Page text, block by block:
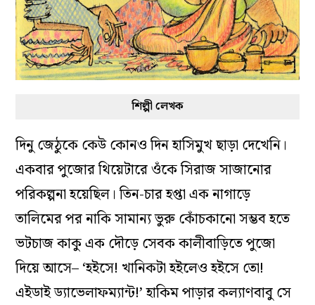
শিল্পী লেখক
দিনু জেঠুকে কেউ কোনও দিন হাসিমুখ ছাড়া দেখেনি।
একবার পুজোর থিয়েটারে ওঁকে সিরাজ সাজানোর
পরিকল্পনা হয়েছিল। তিন-চার হপ্তা এক নাগাড়ে
তালিমের পর নাকি সামান্য ভুরু কোঁচকানো সম্ভব হতে
ভটচাজ কাকু এক দৌড়ে সেবক কালীবাড়িতে পুজো
দিয়ে আসে– ‘হইসে! খানিকটা হইলেও হইসে তো!
এইডাই ড্যাভেলাফম্যান্ট!’ হাকিম পাড়ার কল্যাণবাবু সে